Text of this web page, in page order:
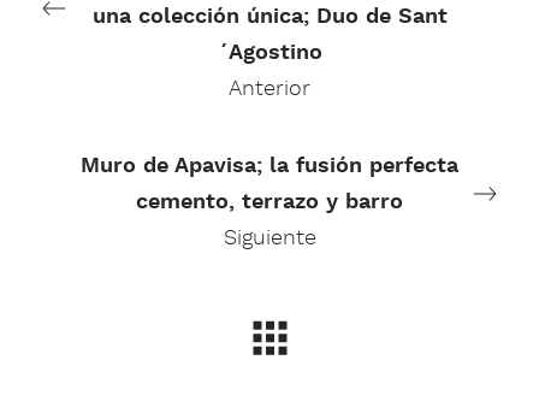
una colección única; Duo de Sant
´Agostino
Anterior
Muro de Apavisa; la fusión perfecta
cemento, terrazo y barro
Siguiente